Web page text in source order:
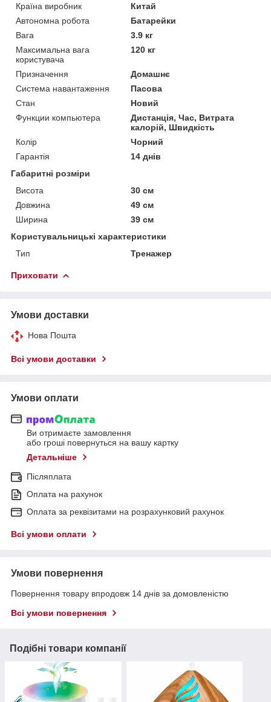
Країна виробник
Китай
Автономна робота
Батарейки
Вага
3.9 кг
Максимальна вага
користувача
120 кг
Призначення
Домашнє
Система навантаження
Пасова
Стан
Новий
Функции компьютера
Дистанція, Час, Витрата
калорій, Швидкість
Колір
Чорний
Гарантія
14 днів
Габаритні розміри
Висота
30 см
Довжина
49 см
Ширина
39 см
Користувальницькі характеристики
Тип
Тренажер
Приховати
Умови доставки
Нова Пошта
Всі умови доставки
Умови оплати
Ви отримаєте замовлення
або гроші повернуться на вашу картку
Детальніше
Післяплата
Оплата на рахунок
Оплата за реквізитами на розрахунковий рахунок
Всі умови оплати
Умови повернення
Повернення товару впродовж 14 днів за домовленістю
Всі умови повернення
Подібні товари компанії